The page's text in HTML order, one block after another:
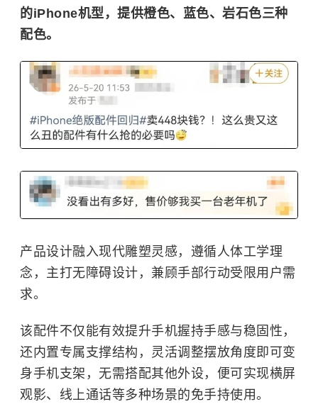
的iPhone机型，提供橙色、蓝色、岩石色三种
配色。
产品设计融入现代雕塑灵感，遵循人体工学理
念，主打无障碍设计，兼顾手部行动受限用户需
求。
该配件不仅能有效提升手机握持手感与稳固性，
还内置专属支撑结构，灵活调整摆放角度即可变
身手机支架，无需搭配其他外设，便可实现横屏
观影、线上通话等多种场景的免手持使用。